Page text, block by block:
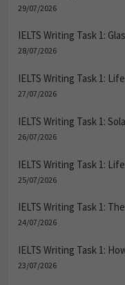
29/07/2026
IELTS Writing Task 1:
28/07/2026
IELTS Writing Task 1:
27/07/2026
IELTS Writing Task 1:
26/07/2026
IELTS Writing Task 1:
25/07/2026
IELTS Writing Task 1:
24/07/2026
IELTS Writing Task 1:
23/07/2026